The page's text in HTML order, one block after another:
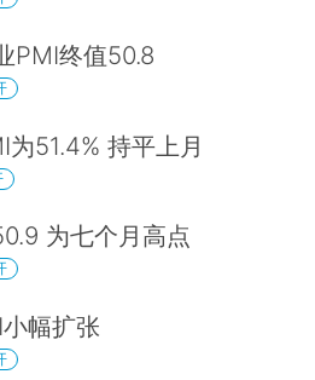
PMI终值50.8
为51.4% 持平上月
为七个月高点
幅扩张